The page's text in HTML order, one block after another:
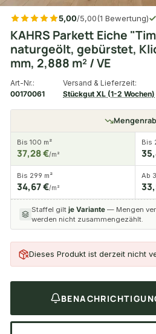
5,00/5,00(1 Bewertung)
KAHRS Parkett Eiche
naturgeölt, gebürstet,
mm, 2,888 m² / VE
Art-Nr.:
00170061
Versand & Lieferzeit:
Stückgut XL (1-2 Wochen)
Bis 100 m²
37,28 €/m²
Bis
Bis 299 m²
34,67 €/m²
Ab
Staffel gilt je Variante — Mengen
werden nicht zusammengezählt.
Dieses Produkt ist derzeit nicht